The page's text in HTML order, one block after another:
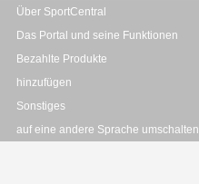
Über SportCentral
Das Portal und seine Funktionen
Bezahlte Produkte
hinzufügen
Sonstiges
auf eine andere Sprache umschalten